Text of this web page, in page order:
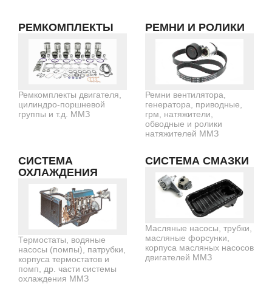
РЕМКОМПЛЕКТЫ
Ремкомплекты двигателя,
цилиндро-поршневой
группы и т.д. ММЗ
РЕМНИ И РОЛИКИ
Ремни вентилятора,
генератора, приводные,
грм, натяжители,
обводные и ролики
натяжителей ММЗ
СИСТЕМА
ОХЛАЖДЕНИЯ
Термостаты, водяные
насосы (помпы), патрубки,
корпуса термостатов и
помп, др. части системы
охлаждения ММЗ
СИСТЕМА СМАЗКИ
Масляные насосы, трубки,
масляные форсунки,
корпуса масляных насосов
двигателей ММЗ